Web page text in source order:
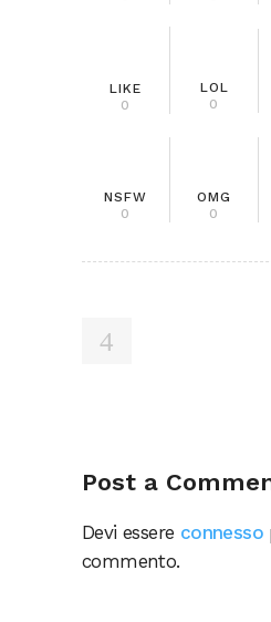
LIKE
0
LOL
0
NSFW
0
OMG
0
Post a
Devi essere connesso
commento.